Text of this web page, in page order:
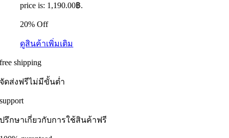
price is: 1,190.00฿.
20% Off
ดูสินค้าเพิ่มเติม
free shipping
จัดส่งฟรีไม่มีขั้นต่ำ
support
ปรึกษาเกี่ยวกับการใช้สินค้าฟรี